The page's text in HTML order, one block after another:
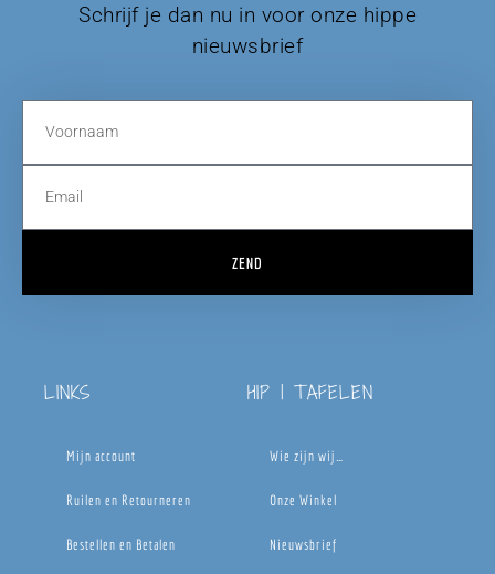
Schrijf je dan nu in voor onze hippe
nieuwsbrief
ZEND
LINKS
Mijn account
Ruilen en Retourneren
Bestellen en Betalen
HIP | TAFELEN
Wie zijn wij…
Onze Winkel
Nieuwsbrief